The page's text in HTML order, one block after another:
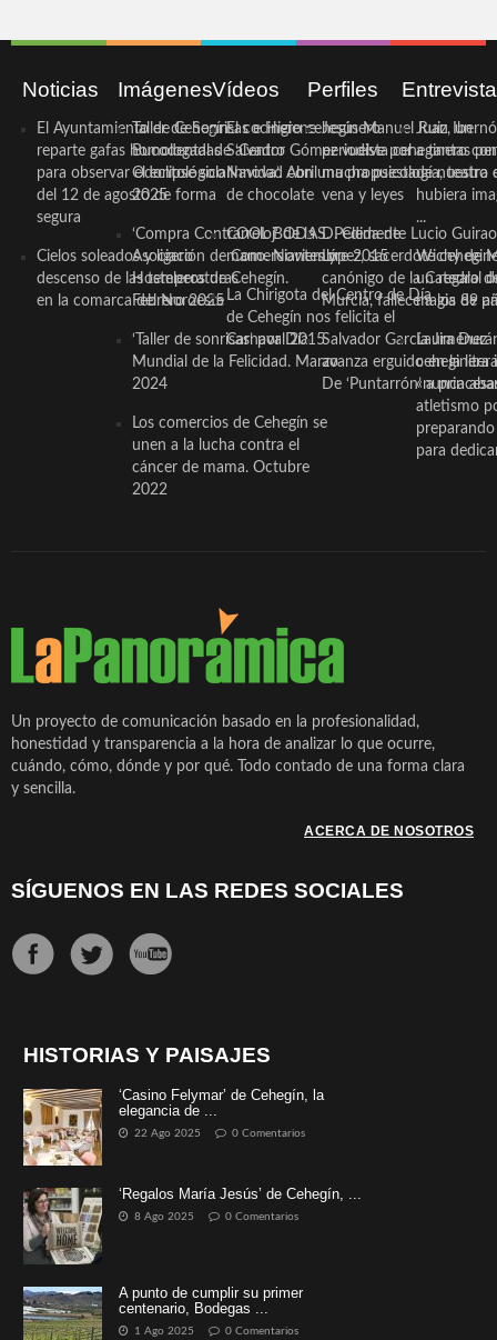
Noticias
El Ayuntamiento de Cehegín
reparte gafas homologadas
para observar el eclipse solar
del 12 de agosto de forma
segura
Cielos soleados y ligero
descenso de las temperaturas
en la comarca del Noroeste
Imágenes
Taller de Sonrisas e Higiene
Bucodental de ‘Centro
Odontológico Innova’. Abril
2025
‘Compra Contrarreloj’ de la
Asociación de Comerciantes y
Hosteleros de Cehegín.
Febrero 2025
‘Taller de sonrisas’ por Día
Mundial de la Felicidad. Marzo
2024
Los comercios de Cehegín se
unen a la lucha contra el
cáncer de mama. Octubre
2022
Vídeos
El cocinero ceheginero
Salvador Gómez vuelve por
Navidad con una propuesta
de chocolate
COOL BODAS. Pedida de
mano. Noviembre 2015
La Chirigota del Centro de Día
de Cehegín nos felicita el
Carnaval 2015
Perfiles
Jesús Manuel Ruiz, un
periodista ceheginero con
mucha psicología, teatro
vena y leyes
D. Clemente Lucio Guirao
López, sacerdote
canónigo de la Catedral
Murcia, fallece a los 89
Salvador García Jiménez
avanza erguido en la
De ‘Puntarrón’ a
Juan
a tantas
de nuestra
hubiera
...
Wichy de
un regalo
magia de
Laura
ceheginera
«nunca
atletismo
para
Un proyecto de comunicación basado en la profesionalidad,
honestidad y transparencia a la hora de analizar lo que ocurre,
cuándo, cómo, dónde y por qué. Todo contado de una forma clara
y sencilla.
ACERCA DE NOSOTROS
SÍGUENOS EN LAS REDES SOCIALES
HISTORIAS Y PAISAJES
‘Casino Felymar’ de Cehegín, la
elegancia de ...
22 Ago 2025 0 Comentarios
‘Regalos María Jesús’ de Cehegín, ...
8 Ago 2025 0 Comentarios
A punto de cumplir su primer
centenario, Bodegas ...
1 Ago 2025 0 Comentarios